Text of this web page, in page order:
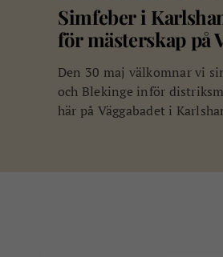
Simfeber i
för mästerskap på
Den 30 maj välkomnar vi
och Blekinge inför
här på Väggabadet i